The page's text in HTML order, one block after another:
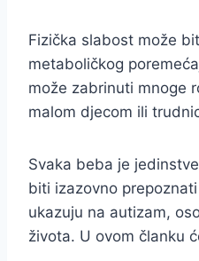
Fizička slabost može
metaboličkog
može zabrinuti mnoge
malom djecom ili
Svaka beba je
biti izazovno
ukazuju na autizam,
života. U ovom članku